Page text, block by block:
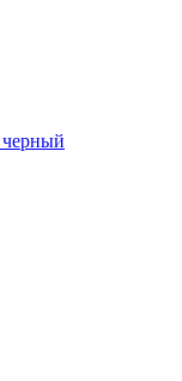
черный